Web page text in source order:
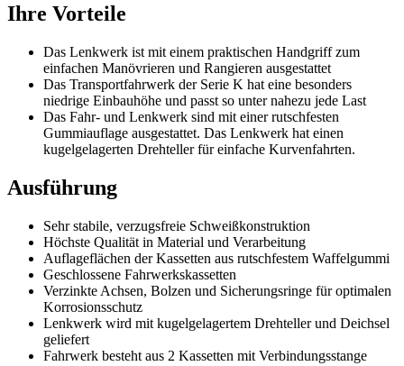
Ihre Vorteile
Das Lenkwerk ist mit einem praktischen Handgriff zum
einfachen Manövrieren und Rangieren ausgestattet
Das Transportfahrwerk der Serie K hat eine besonders
niedrige Einbauhöhe und passt so unter nahezu jede Last
Das Fahr- und Lenkwerk sind mit einer rutschfesten
Gummiauflage ausgestattet. Das Lenkwerk hat einen
kugelgelagerten Drehteller für einfache Kurvenfahrten.
Ausführung
Sehr stabile, verzugsfreie Schweißkonstruktion
Höchste Qualität in Material und Verarbeitung
Auflageflächen der Kassetten aus rutschfestem Waffelgummi
Geschlossene Fahrwerkskassetten
Verzinkte Achsen, Bolzen und Sicherungsringe für optimalen
Korrosionsschutz
Lenkwerk wird mit kugelgelagertem Drehteller und Deichsel
geliefert
Fahrwerk besteht aus 2 Kassetten mit Verbindungsstange